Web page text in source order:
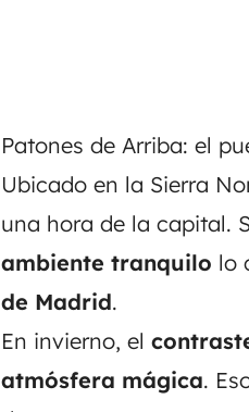
Patones de Arriba: el
Ubicado en la Sierra
una hora de la capital.
ambiente tranquilo lo
de Madrid.
En invierno, el
atmósfera mágica.